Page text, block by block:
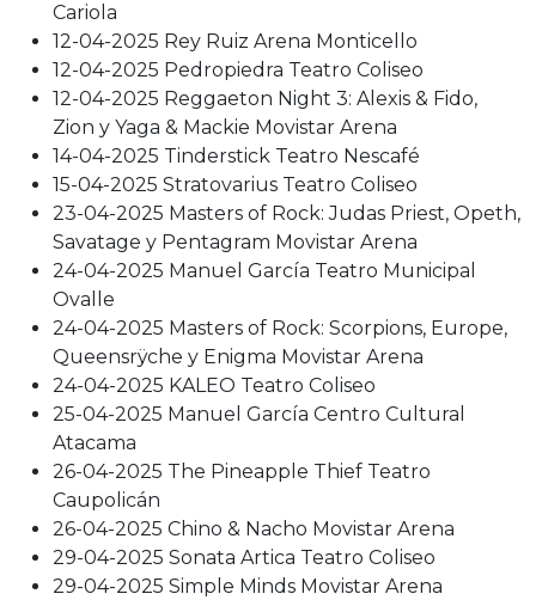
Cariola
12-04-2025 Rey Ruiz Arena Monticello
12-04-2025 Pedropiedra Teatro Coliseo
12-04-2025 Reggaeton Night 3: Alexis & Fido,
Zion y Yaga & Mackie Movistar Arena
14-04-2025 Tinderstick Teatro Nescafé
15-04-2025 Stratovarius Teatro Coliseo
23-04-2025 Masters of Rock: Judas Priest, Opeth,
Savatage y Pentagram Movistar Arena
24-04-2025 Manuel García Teatro Municipal
Ovalle
24-04-2025 Masters of Rock: Scorpions, Europe,
Queensrÿche y Enigma Movistar Arena
24-04-2025 KALEO Teatro Coliseo
25-04-2025 Manuel García Centro Cultural
Atacama
26-04-2025 The Pineapple Thief Teatro
Caupolicán
26-04-2025 Chino & Nacho Movistar Arena
29-04-2025 Sonata Artica Teatro Coliseo
29-04-2025 Simple Minds Movistar Arena